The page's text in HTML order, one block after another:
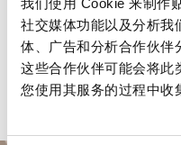
我们使用 Cookie 来制作
社交媒体功能以及分析我
体、广告和分析合作伙伴
这些合作伙伴可能会将此
您使用其服务的过程中收